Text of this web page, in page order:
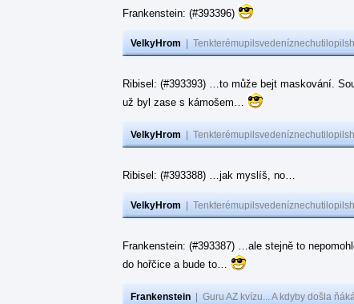
Frankenstein: (#393396)
VelkyHrom
Ribisel: (#393393) …to může bejt maskování.
už byl zase s kámošem…
VelkyHrom
Ribisel: (#393388) …jak myslíš, no…
VelkyHrom
Frankenstein: (#393387) …ale stejně to
do hořčice a bude to…
Frankenstein Guru AZ kvízu... A kdyby došla